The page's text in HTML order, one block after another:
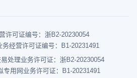
许可证编号：浙B2-20230054
经营许可证编号：B1-20231491
处理业务许可证：浙B2-20230054
专用网业务许可证：B1-20231491